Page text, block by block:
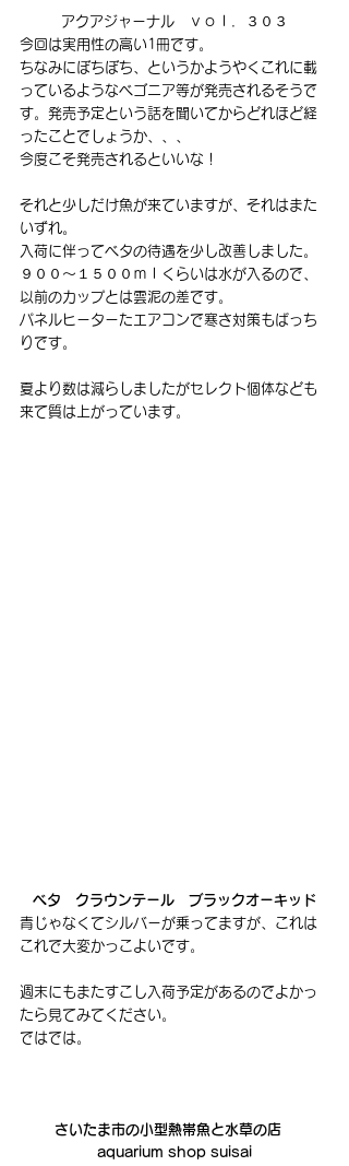
アクアジャーナル　ｖｏｌ．３０３
今回は実用性の高い1冊です。
ちなみにぼちぼち、というかようやくこれに載
っているようなベゴニア等が発売されるそうで
す。発売予定という話を聞いてからどれほど経
ったことでしょうか、、、
今度こそ発売されるといいな！
それと少しだけ魚が来ていますが、それはまた
いずれ。
入荷に伴ってベタの待遇を少し改善しました。
９００～１５００ｍｌくらいは水が入るので、
以前のカップとは雲泥の差です。
パネルヒーターたエアコンで寒さ対策もばっち
りです。
夏より数は減らしましたがセレクト個体なども
来て質は上がっています。
ベタ　クラウンテール　ブラックオーキッド
青じゃなくてシルバーが乗ってますが、これは
これで大変かっこよいです。
週末にもまたすこし入荷予定があるのでよかっ
たら見てみてください。
ではでは。
さいたま市の小型熱帯魚と水草の店
aquarium shop suisai